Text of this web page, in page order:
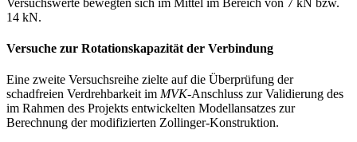
14 kN.
Versuche zur Rotationskapazität der Verbindung
Eine zweite Versuchsreihe zielte auf die Überprüfung der
schadfreien Verdrehbarkeit im MVK-Anschluss zur Validierung des
im Rahmen des Projekts entwickelten Modellansatzes zur
Berechnung der modifizierten Zollinger-Konstruktion.